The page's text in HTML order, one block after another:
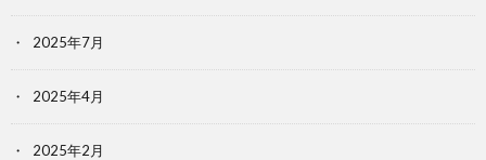
2025年7月
2025年4月
2025年2月